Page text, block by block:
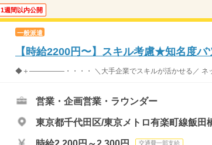
1週間以内公開
一般派遣
【時給2200円〜】スキル考慮★知名度
◆＋―――――・・・・ ＼大手企業でスキルが活かせ
営業・企画営業・ラウンダー
東京都千代田区/東京メトロ有楽町線飯田
交通費一部支給